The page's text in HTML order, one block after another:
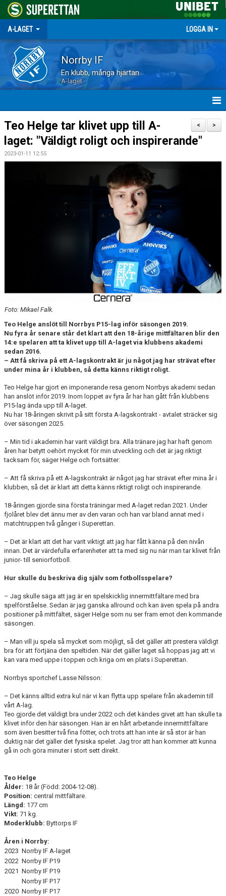
A-LAGET LOGGA IN
Norrby IF
En klubb, många hjärtan
A-laget
HEM
NYHETER
MATCHER
TABELL ETTAN SÖDRA 2025
>
<
Teo Helge tar klivet upp till A-
laget: "Väldigt roligt och inspirerande"
2023-01-11 12:55
Foto: Mikael Falk.
Teo Helge anslöt till Norrbys P15-lag inför säsongen 2019.
Nu fyra år senare står det klart att den 18-årige mittfältaren blir den
14:e spelaren att ta klivet upp till A-laget via klubbens akademi
sedan 2016.
– Att få skriva på ett A-lagskontrakt är ju något jag har strävat efter
under mina år i klubben, så detta känns riktigt roligt.
Teo Helge har gjort en imponerande resa genom Norrbys akademi sedan
han anslöt inför 2019. Inom loppet av fyra år har han gått från klubbens
P15-lag ända upp till A-laget.
Nu har 18-åringen skrivit på sitt första A-lagskontrakt - avtalet sträcker sig
över säsongen 2025.
– Min tid i akademin har varit väldigt bra. Alla tränare jag har haft genom
åren har betytt oehört mycket för min utveckling och det är jag riktigt
tacksam för, säger Helge och fortsätter:
– Att få skriva på ett A-lagskontrakt är något jag har strävat efter mina år i
klubben, så det är klart att detta känns riktigt roligt och inspirerande.
18-åringen gjorde sina första träningar med A-laget redan 2021. Under
fjolåret blev det ännu mer av den varan och han var bland annat med i
matchtruppen två gånger i Superettan.
– Det är klart att det har varit viktigt att jag har fått känna på den nivån
innan. Det är värdefulla erfarenheter att ta med sig nu när man tar klivet från
junior- till seniorfotboll.
Hur skulle du beskriva dig själv som fotbollsspelare?
– Jag skulle säga att jag är en spelskicklig innermittfältare med bra
spelförståelse. Sedan är jag ganska allround och kan även spela på andra
positioner på mittfältet, säger Helge som nu ser fram emot den kommande
säsongen.
– Man vill ju spela så mycket som möjligt, så det gäller att prestera väldigt
bra för att förtjäna den speltiden. När det gäller laget så hoppas jag att vi
kan vara med uppe i toppen och kriga om en plats i Superettan.
Norrbys sportchef Lasse Nilsson:
– Det känns alltid extra kul när vi kan flytta upp spelare från akademin till
vårt A-lag.
Teo gjorde det väldigt bra under 2022 och det kändes givet att han skulle ta
klivet inför den här säsongen. Han är en hårt arbetande innermittfältare
som även besitter två fina fötter, och trots att han inte är så stor är han
duktig när det gäller det fysiska spelet. Jag tror att han kommer att kunna
gå in och göra minuter i stort sett direkt.
Teo Helge
Ålder: 18 år (Född: 2004-12-08).
Position: central mittfältare.
Längd: 177 cm
Vikt: 71 kg.
Moderklubb: Byttorps IF
Åren i Norrby:
2023 Norrby IF A-laget
2022 Norrby IF P19
2021 Norrby IF P19
Norrby IF P17
2020 Norrby IF P17